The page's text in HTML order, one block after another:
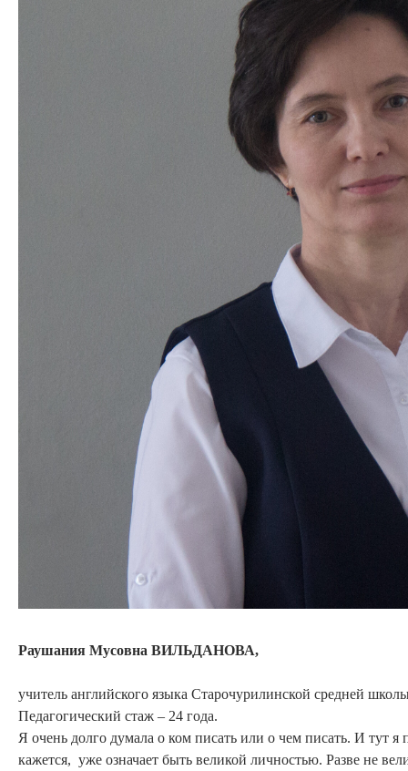
Раушания Мусовна ВИЛЬДАНОВА,
учитель английского языка Старочурилинской средней
Педагогический стаж – 24 года.
Я очень долго думала о ком писать или о чем писать. И тут
кажется, уже означает быть великой личностью. Разве не